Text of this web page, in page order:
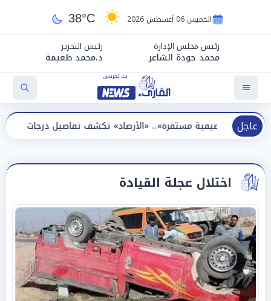
الخميس 06 أغسطس 2026 38°C
رئيس مجلس الإدارة
محمد جودة الشاعر
رئيس التحرير
د.محمد طعيمة
عاجل
مستقرة».. «الأرصاد» تكشف تفاصيل درجات الحرارة الأيام المقبلة
اختلال عجلة القيادة